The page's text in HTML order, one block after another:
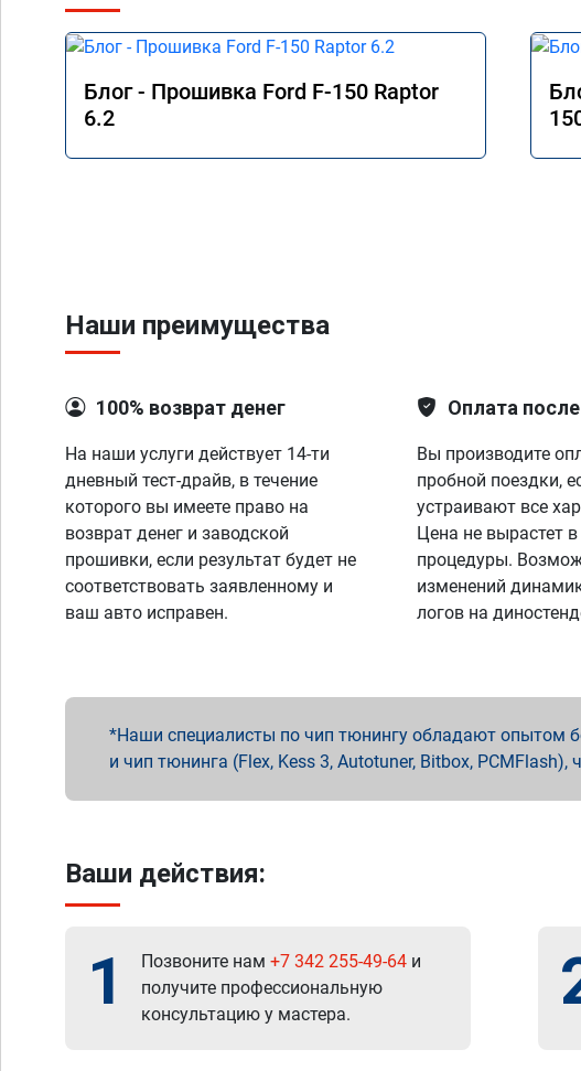
Блог - Прошивка Ford F-150 Raptor
6.2
Наши преимущества
100% возврат денег
На наши услуги действует 14-ти
дневный тест-драйв, в течение
которого вы имеете право на
возврат денег и заводской
прошивки, если результат будет не
соответствовать заявленному и
ваш авто исправен.
Оплата
Вы производите
пробной поездки,
устраивают все
Цена не вырастет в
процедуры.
изменений
логов на
Наши специалисты по чип тюнингу обладают опытом
и чип тюнинга (Flex, Kess 3, Autotuner, Bitbox,
Ваши действия:
1 Позвоните нам +7 342 255-49-64 и
получите профессиональную
консультацию у мастера.